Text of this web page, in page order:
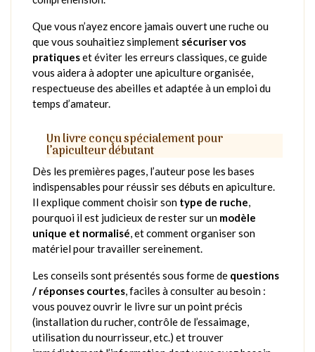
Que vous n’ayez encore jamais ouvert une ruche ou
que vous souhaitiez simplement sécuriser vos
pratiqueset éviter les erreurs classiques, ce guide
vous aidera à adopter une apiculture organisée,
respectueuse des abeilles et adaptée à un emploi du
temps d’amateur.
Un livre conçu spécialement pour
l’apiculteur débutant
Dès les premières pages, l’auteur pose les bases
indispensables pour réussir ses débuts en apiculture.
Il explique comment choisir son type de ruche,
pourquoi il est judicieux de rester sur un modèle
unique et normalisé, et comment organiser son
matériel pour travailler sereinement.
Les conseils sont présentés sous forme de questions
/ réponses courtes, faciles à consulter au besoin :
vous pouvez ouvrir le livre sur un point précis
(installation du rucher, contrôle de l’essaimage,
utilisation du nourrisseur, etc.) et trouver